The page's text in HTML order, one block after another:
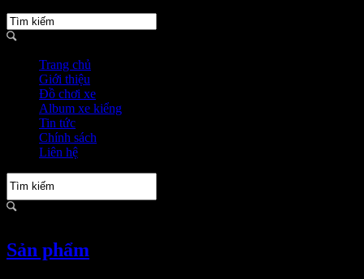
Trang chủ
Giới thiệu
Đồ chơi xe
Album xe kiểng
Tin tức
Chính sách
Liên hệ
Sản phẩm